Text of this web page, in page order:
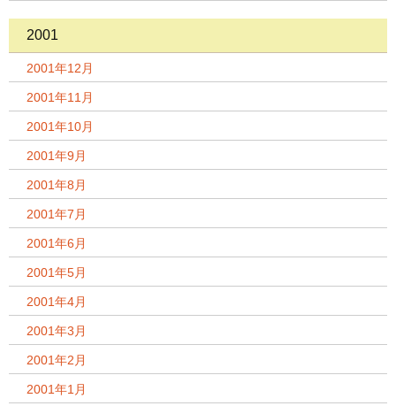
2001
2001年12月
2001年11月
2001年10月
2001年9月
2001年8月
2001年7月
2001年6月
2001年5月
2001年4月
2001年3月
2001年2月
2001年1月